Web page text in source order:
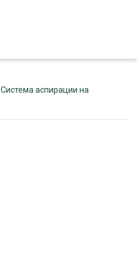
Система аспирации на